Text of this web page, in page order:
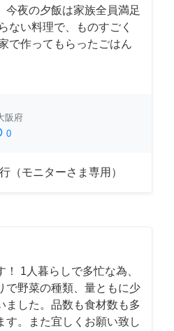
今夜の夕飯は家族全員満足
ない料理で、ものすごく
で作ってもらったごはん
阪府
0
（モニターさま専用）
1人暮らしで多忙な為、
で野菜の種類、量ともに少
ました。品数も食材数も多
す。また宜しくお願い致し